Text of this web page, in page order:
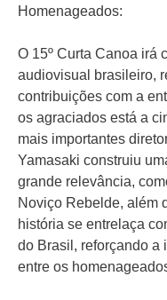
Homenageados:
O 15º Curta Canoa irá
audiovisual brasileiro,
contribuições com a
os agraciados está a
mais importantes
Yamasaki construiu
grande relevância,
Noviço Rebelde, além
história se entrelaça
do Brasil, reforçando a
entre os